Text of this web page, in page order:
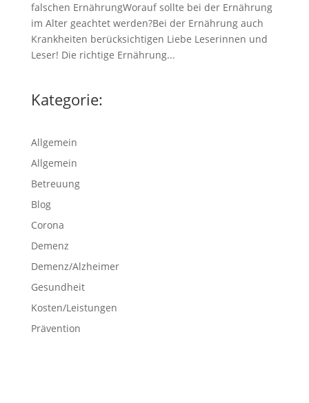
falschen ErnährungWorauf sollte bei der Ernährung
im Alter geachtet werden?Bei der Ernährung auch
Krankheiten berücksichtigen Liebe Leserinnen und
Leser! Die richtige Ernährung...
Kategorie:
Allgemein
Allgemein
Betreuung
Blog
Corona
Demenz
Demenz/Alzheimer
Gesundheit
Kosten/Leistungen
Prävention